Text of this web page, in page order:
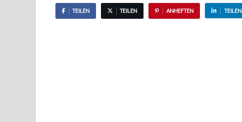
TEILEN TEILEN ANHEFTEN TEILEN